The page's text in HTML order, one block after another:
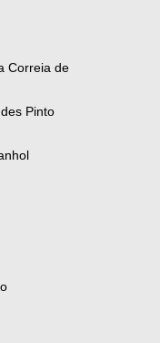
Correia de
Pinto